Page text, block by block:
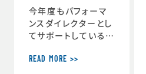
今年度もパフォーマ
ンスダイレクターとし
てサポートしているト
部が、都市対抗野球
READ MORE >>